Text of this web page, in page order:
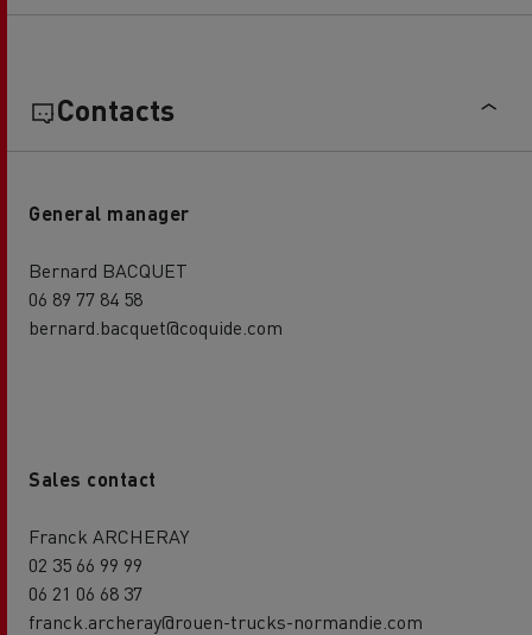
Contacts
General manager
Bernard BACQUET
06 89 77 84 58
bernard.bacquet@coquide.com
Sales contact
Franck ARCHERAY
02 35 66 99 99
06 21 06 68 37
franck.archeray@rouen-trucks-normandie.com